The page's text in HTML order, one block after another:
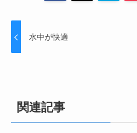
水中が快適
関連記事